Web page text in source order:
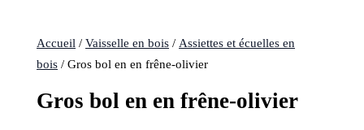
Accueil /Vaisselle en bois /Assiettes et écuelles en
bois / Gros bol en en frêne-olivier
Gros bol en en frêne-olivier